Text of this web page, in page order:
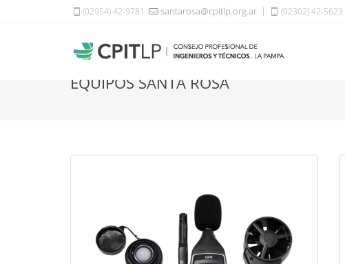
(02954) 42-9781 santarosa@cpitlp.org.ar (02302) 42-5623
EQUIPOS SANTA ROSA